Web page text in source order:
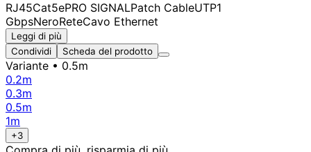
RJ45Cat5ePRO SIGNALPatch CableUTP1
GbpsNeroReteCavo Ethernet
Leggi di più
Condividi
Scheda del prodotto
Variante • 0.5m
0.2m
0.3m
0.5m
1m
+3